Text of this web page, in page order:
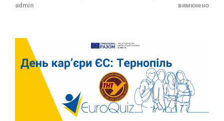
admin
вимкнено